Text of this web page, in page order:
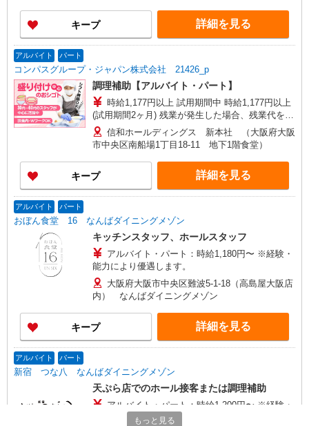
副主任 5,000円
キープ 詳細を見る
アルバイト パート
コンパスグループ・ジャパン株式会社 21426_p
調理補助【アルバイト・パート】
時給1,177円以上 試用期間中 時給1,177円以上
(試用期間2ヶ月) 残業が発生した場合、残業代を1
分単位で別途支給します。
信和ホールディングス 新本社 （大阪府大阪
市中央区南船場1丁目18-11 地下1階食堂）
キープ 詳細を見る
アルバイト パート
おぼん食堂 16 なんばダイニングメゾン
キッチンスタッフ、ホールスタッフ
アルバイト・パート：時給1,180円〜 ※経験・
能力により優遇します。
大阪府大阪市中央区難波5-1-18（高島屋大阪店
内） なんばダイニングメゾン
キープ 詳細を見る
アルバイト パート
新宿 つな八 なんばダイニングメゾン
天ぷら店でのホール接客または調理補助
アルバイト・パート：時給1,200円〜 ※経験・
能力により優遇します。
もっと見る